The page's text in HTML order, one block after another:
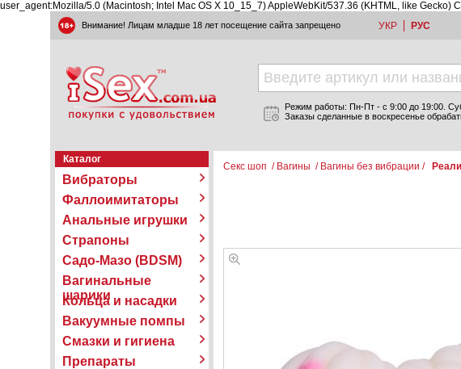
user_agent:Mozilla/5.0 (Macintosh; Intel Mac OS X 10_15_7) AppleWebKit/537.36 (KHTML, like
Внимание! Лицам младше 18 лет посещение сайта запрещено УКР РУС
Режим работы: Пн-Пт - c 9:00 до 19:00.
Заказы сделанные в воскресенье
Каталог
Вибраторы
Фаллоимитаторы
Анальные игрушки
Страпоны
Садо-Мазо (BDSM)
Вагинальные
шарики
Кольца и насадки
Вакуумные помпы
Смазки и гигиена
Препараты
Секс шоп / Вагины / Вагины без вибрации /